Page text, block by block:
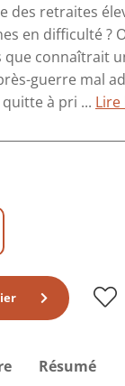
des retraites
en difficulté ?
que connaîtrait
guerre mal
à pri ... Lire
Résumé